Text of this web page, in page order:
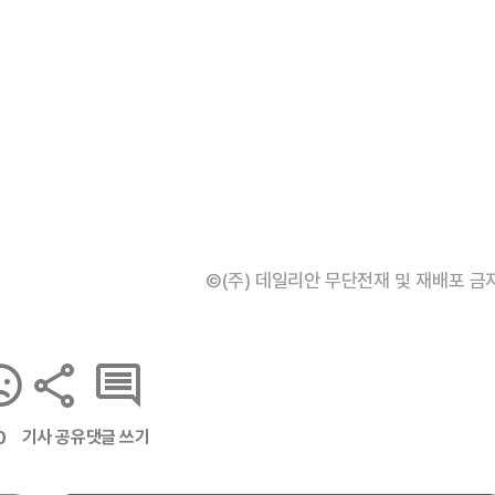
©(주) 데일리안 무단전재 및 재배포 금
기사 공유댓글 쓰기